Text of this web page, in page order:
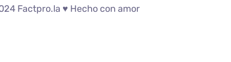
Factpro.la ♥︎ Hecho con amor